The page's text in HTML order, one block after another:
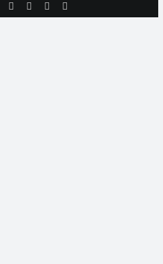
Tiktok FacebookInstagramSoundCloud